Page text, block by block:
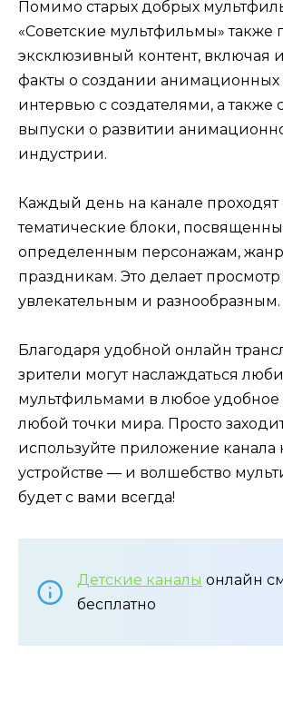
Помимо старых добрых
«Советские мультфильмы» также
эксклюзивный контент, включая
факты о создании
интервью с создателями, а также
выпуски о развитии
индустрии.
Каждый день на канале
тематические блоки,
определенным персонажам,
праздникам. Это делает
увлекательным и разнообразным.
Благодаря удобной онлайн
зрители могут наслаждаться
мультфильмами в любое удобное
любой точки мира. Просто
используйте приложение канала
устройстве — и волшебство
будет с вами всегда!
Детские каналы онлайн
бесплатно